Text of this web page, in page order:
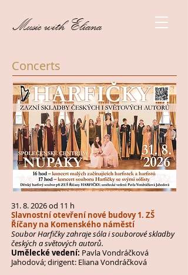
Music with Eliana
Concerts
31. 8. 2026od 11 h
Slavnostní otevření nové budovy 1. ZŠ
Říčany na Komenského náměstí
Soubor Harfičky zahraje sóla i souborové skladby
českých a světových autorů.
Umělecké vedení: Pavla Vondráčková
Jahodová; dirigent: Eliana Vondráčková